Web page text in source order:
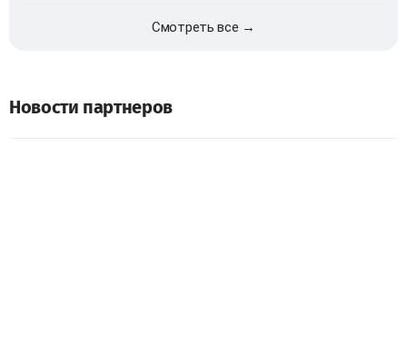
Смотреть все →
Новости партнеров